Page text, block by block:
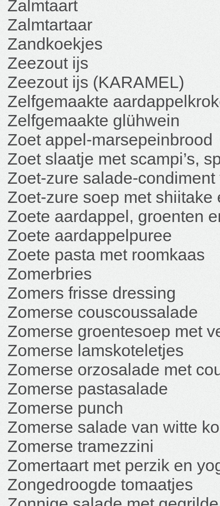
Zalmtaart
Zalmtartaar
Zandkoekjes
Zeezout ijs
Zeezout ijs (KARAMEL)
Zelfgemaakte
Zelfgemaakte glühwein
Zoet appel-marsepeinbrood
Zoet slaatje met scampi’s,
Zoet-zure salade-
Zoet-zure soep met shiitake
Zoete aardappel, groenten
Zoete aardappelpuree
Zoete pasta met roomkaas
Zomerbries
Zomers frisse dressing
Zomerse couscoussalade
Zomerse groentesoep met
Zomerse lamskoteletjes
Zomerse orzosalade met
Zomerse pastasalade
Zomerse punch
Zomerse salade van witte
Zomerse tramezzini
Zomertaart met perzik en
Zongedroogde tomaatjes